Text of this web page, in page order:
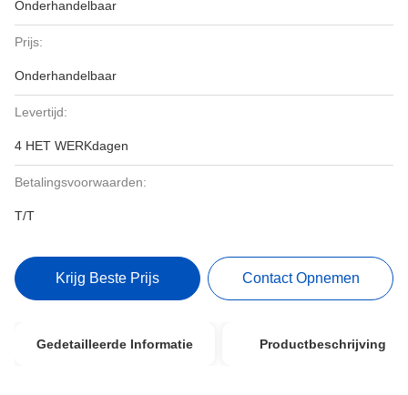
Onderhandelbaar
Prijs:
Onderhandelbaar
Levertijd:
4 HET WERKdagen
Betalingsvoorwaarden:
T/T
Krijg Beste Prijs Contact Opnemen
Gedetailleerde Informatie Productbeschrijving